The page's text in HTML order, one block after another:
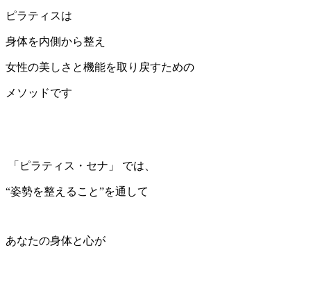
ピラティスは
身体を内側から整え
女性の美しさと機能を取り戻すための
メソッドです
「ピラティス・セナ」 では、
“姿勢を整えること”を通して
あなたの身体と心が